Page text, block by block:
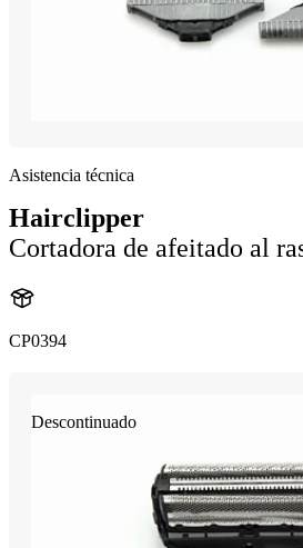
Asistencia técnica
Hairclipper
Cortadora de afeitado al
CP0394
Descontinuado